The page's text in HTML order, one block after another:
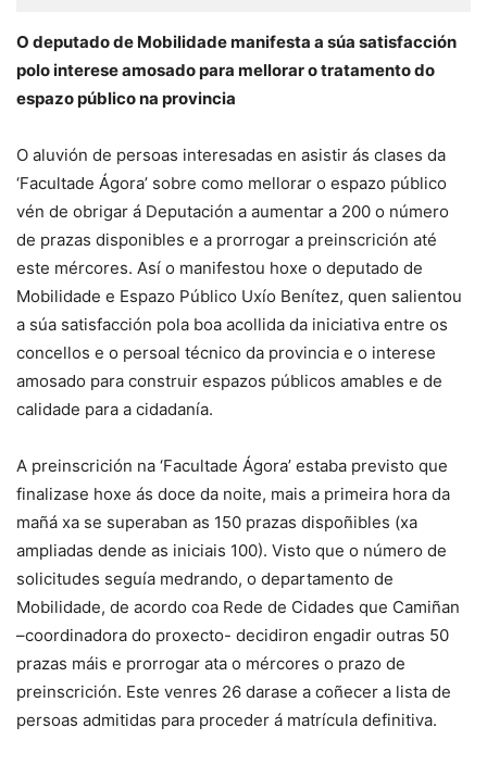
O deputado de Mobilidade manifesta a súa satisfacción
polo interese amosado para mellorar o tratamento do
espazo público na provincia
O aluvión de persoas interesadas en asistir ás clases da
‘Facultade Ágora’ sobre como mellorar o espazo público
vén de obrigar á Deputación a aumentar a 200 o número
de prazas disponibles e a prorrogar a preinscrición até
este mércores. Así o manifestou hoxe o deputado de
Mobilidade e Espazo Público Uxío Benítez, quen salientou
a súa satisfacción pola boa acollida da iniciativa entre os
concellos e o persoal técnico da provincia e o interese
amosado para construir espazos públicos amables e de
calidade para a cidadanía.
A preinscrición na ‘Facultade Ágora’ estaba previsto que
finalizase hoxe ás doce da noite, mais a primeira hora da
mañá xa se superaban as 150 prazas dispoñibles (xa
ampliadas dende as iniciais 100). Visto que o número de
solicitudes seguía medrando, o departamento de
Mobilidade, de acordo coa Rede de Cidades que Camiñan
–coordinadora do proxecto- decidiron engadir outras 50
prazas máis e prorrogar ata o mércores o prazo de
preinscrición. Este venres 26 darase a coñecer a lista de
persoas admitidas para proceder á matrícula definitiva.